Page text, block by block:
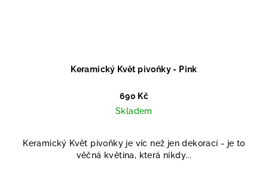
Keramický Květ pivoňky - Pink
690 Kč
Skladem
Keramický Květ pivoňky je víc než jen dekorací - je to
věčná květina, která nikdy...